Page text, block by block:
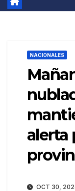
NACIONALES
alerta
OCT 30,